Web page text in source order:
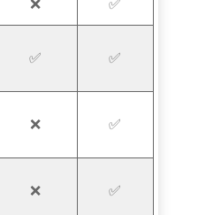
✅ ✅
❌ ✅
❌ ✅